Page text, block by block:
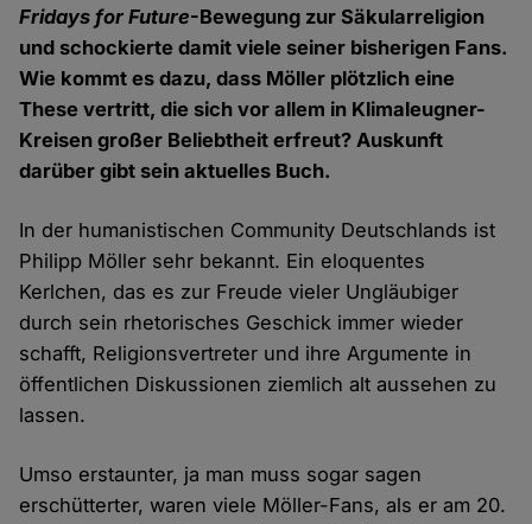
Fridays for Future-Bewegung zur Säkularreligion
und schockierte damit viele seiner bisherigen Fans.
Wie kommt es dazu, dass Möller plötzlich eine
These vertritt, die sich vor allem in Klimaleugner-
Kreisen großer Beliebtheit erfreut? Auskunft
darüber gibt sein aktuelles Buch.
In der humanistischen Community Deutschlands ist
Philipp Möller sehr bekannt. Ein eloquentes
Kerlchen, das es zur Freude vieler Ungläubiger
durch sein rhetorisches Geschick immer wieder
schafft, Religionsvertreter und ihre Argumente in
öffentlichen Diskussionen ziemlich alt aussehen zu
lassen.
Umso erstaunter, ja man muss sogar sagen
erschütterter, waren viele Möller-Fans, als er am 20.